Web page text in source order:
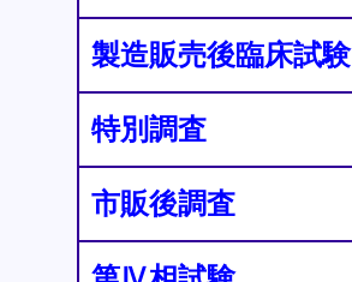
製造販売後臨床試験
特別調査
市販後調査